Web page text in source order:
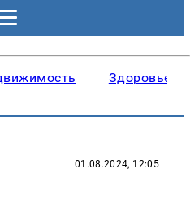
Здоровье
01.08.2024, 12:05